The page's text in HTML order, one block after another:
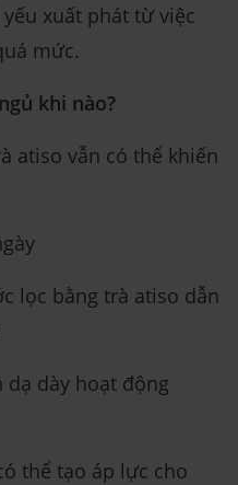
xuất phát từ việc
mức.
khi nào?
atiso vẫn có thể khiến
lọc bằng trà atiso dẫn
dày hoạt động
thể tạo áp lực cho